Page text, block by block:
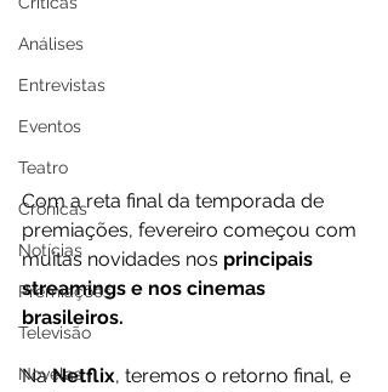
Análises
Entrevistas
Eventos
Teatro
Crônicas
Notícias
Premiações
Televisão
Novelas
Com a reta final da temporada de
premiações, fevereiro começou com
muitas novidades nos principais
streamings e nos cinemas
brasileiros.
Na Netflix, teremos o retorno final, e